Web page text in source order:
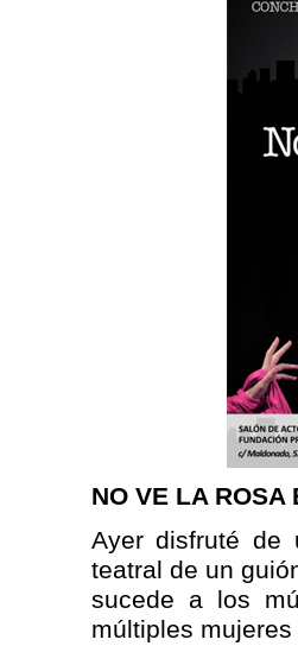
NO VE LA ROSA
Ayer disfruté de
teatral de un
sucede a los
múltiples